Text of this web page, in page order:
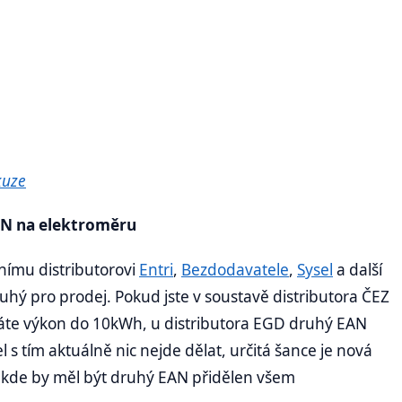
na elektroměru
distributorovi Entri, Bezdodavatele, Sysel a další
pro prodej. Pokud jste v soustavě distributora ČEZ
výkon do 10kWh, u distributora EGD druhý EAN
s tím aktuálně nic nejde dělat, určitá šance je nová
by měl být druhý EAN přidělen všem